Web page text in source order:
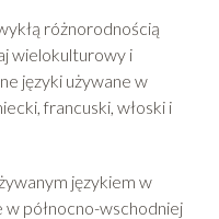
różnorodnością
wielokulturowy i
języki używane w
francuski, włoski i
językiem w
w północno-wschodniej